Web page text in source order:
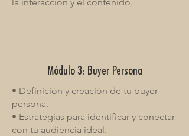
Módulo 3: Buyer Persona
• Definición y creación de tu buyer
persona.
• Estrategias para identificar y conectar
con tu audiencia ideal.